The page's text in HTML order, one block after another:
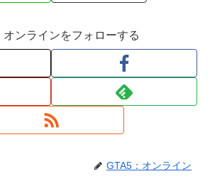
オンラインをフォローする
GTA5：オンライン